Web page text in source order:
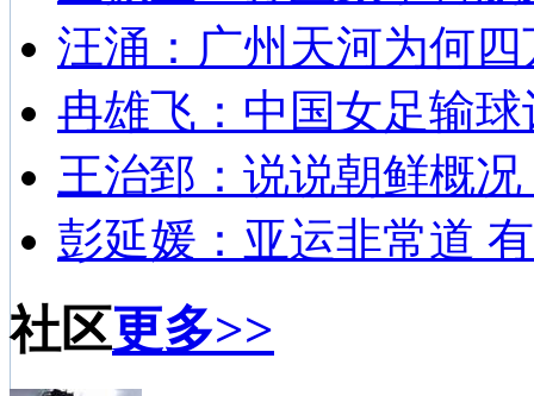
汪涌：广州天河为何
冉雄飞：中国女足输
王治郅：说说朝鲜概
彭延媛：亚运非常道
社区更多>>